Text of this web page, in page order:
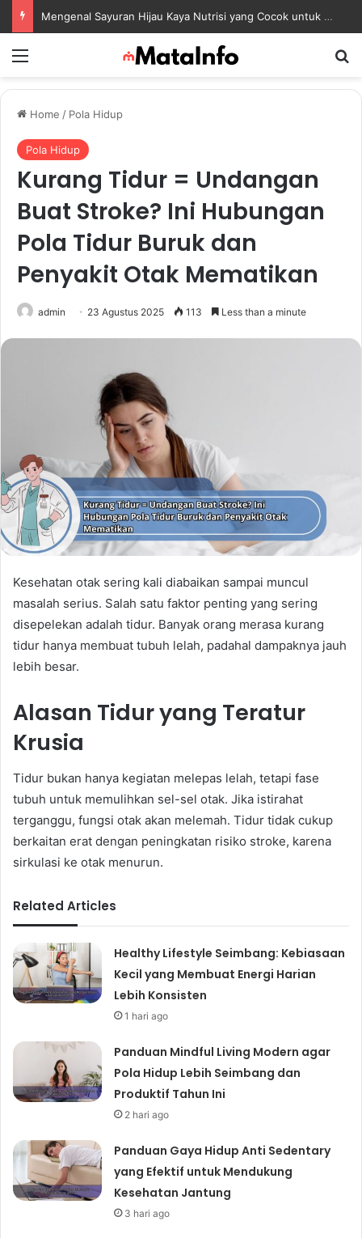
Mengenal Sayuran Hijau Kaya Nutrisi yang Cocok untuk Menu Sehat Modern
Home / Pola Hidup
Pola Hidup
Kurang Tidur = Undangan
Buat Stroke? Ini Hubungan
Pola Tidur Buruk dan
Penyakit Otak Mematikan
admin 23 Agustus 2025 113 Less than a minute
Kesehatan otak sering kali diabaikan sampai muncul
masalah serius. Salah satu faktor penting yang sering
disepelekan adalah tidur. Banyak orang merasa kurang
tidur hanya membuat tubuh lelah, padahal dampaknya jauh
lebih besar.
Alasan Tidur yang Teratur
Krusia
Tidur bukan hanya kegiatan melepas lelah, tetapi fase
tubuh untuk memulihkan sel-sel otak. Jika istirahat
terganggu, fungsi otak akan melemah. Tidur tidak cukup
berkaitan erat dengan peningkatan risiko stroke, karena
sirkulasi ke otak menurun.
Related Articles
Healthy Lifestyle Seimbang: Kebiasaan
Kecil yang Membuat Energi Harian
Lebih Konsisten
1 hari ago
Panduan Mindful Living Modern agar
Pola Hidup Lebih Seimbang dan
Produktif Tahun Ini
2 hari ago
Panduan Gaya Hidup Anti Sedentary
yang Efektif untuk Mendukung
Kesehatan Jantung
3 hari ago